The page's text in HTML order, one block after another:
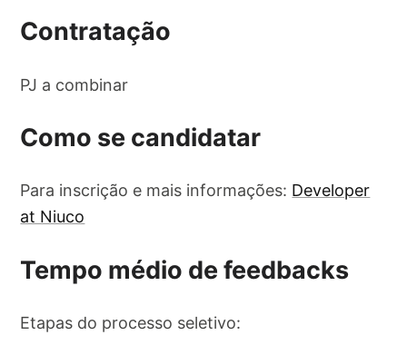
Contratação
PJ a combinar
Como se candidatar
Para inscrição e mais informações: Developer
at Niuco
Tempo médio de feedbacks
Etapas do processo seletivo: